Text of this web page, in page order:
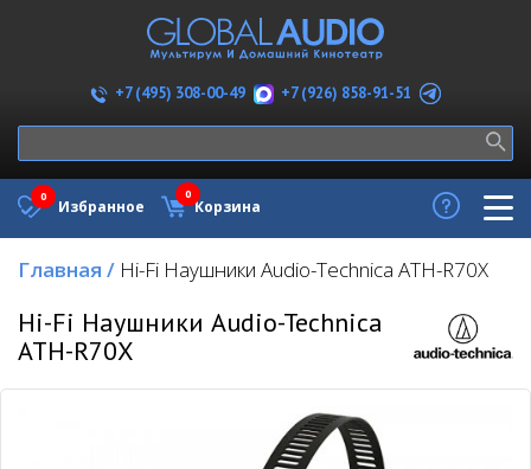
+7 (495) 308-00-49 +7 (926) 858-91-51
Избранное
0
Корзина
0
Главная / Hi-Fi Наушники Audio-Technica ATH-R70X
Hi-Fi Наушники Audio-Technica
ATH-R70X